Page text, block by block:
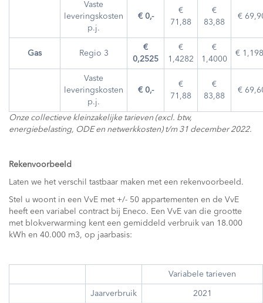
Vaste
leveringskosten
p.j.
€ 0,-
€
71,88
€
83,88
€
Gas Regio 3
€
0,2525
€
1,4282
€
1,4000
€
Vaste
leveringskosten
p.j.
€ 0,-
€
71,88
€
83,88
€
Onze collectieve kleinzakelijke tarieven (excl. btw,
energiebelasting, ODE en netwerkkosten) t/m 31 december 2022.
Rekenvoorbeeld
Laten we het verschil tastbaar maken met een rekenvoorbeeld.
Stel u woont in een VvE met +/- 50 appartementen en de VvE
heeft een variabel contract bij Eneco. Een VvE van die grootte
met blokverwarming kent een gemiddeld verbruik van 18.000
kWh en 40.000 m3, op jaarbasis:
Variabele tarieven
Jaarverbruik 2021